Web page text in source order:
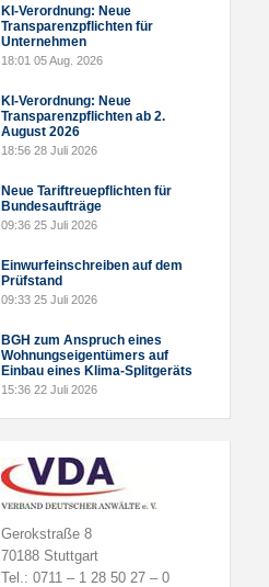
KI-Verordnung: Neue
Transparenzpflichten für
Unternehmen
18:01 05 Aug. 2026
KI-Verordnung: Neue
Transparenzpflichten ab 2.
August 2026
18:56 28 Juli 2026
Neue Tariftreuepflichten für
Bundesaufträge
09:36 25 Juli 2026
Einwurfeinschreiben auf dem
Prüfstand
09:33 25 Juli 2026
BGH zum Anspruch eines
Wohnungseigentümers auf
Einbau eines Klima-Splitgeräts
15:36 22 Juli 2026
Gerokstraße 8
70188 Stuttgart
Tel.: 0711 – 1 28 50 27 – 0